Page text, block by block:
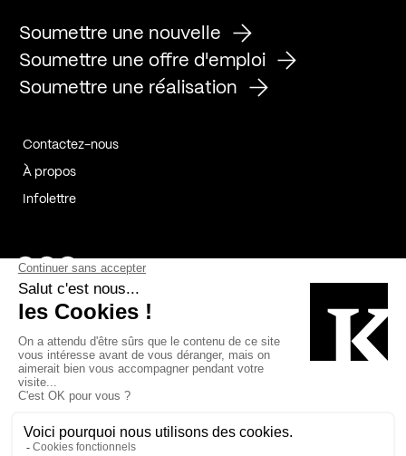
Soumettre une nouvelle
Soumettre une offre d'emploi
Soumettre une réalisation
Contactez-nous
À propos
Infolettre
Page Facebook de Kollectif
Page Instagram de Kollectif
Page Linkedin de Kollectif
Bâtiment-Durable-Québec-1
Esquisses-1
MP-1 v2com-1